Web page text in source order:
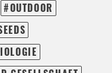
OUTDOOR